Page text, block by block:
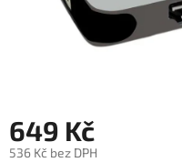
649 Kč
536 Kč bez DPH